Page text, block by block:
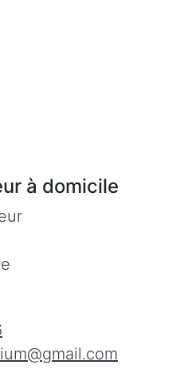
à domicile